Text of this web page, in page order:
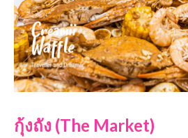
กุ้งถัง (The Market)